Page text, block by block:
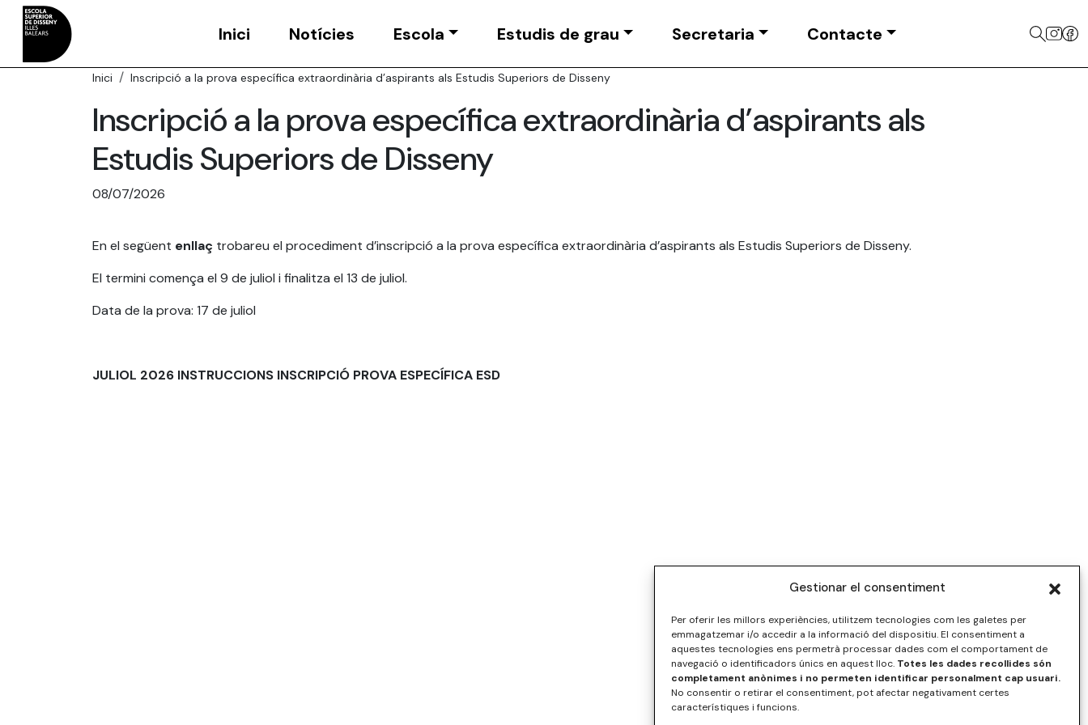
Gestionar el consentiment
Per oferir les millors experiències, utilitzem tecnologies com les galetes per
emmagatzemar i/o accedir a la informació del dispositiu. El consentiment a
aquestes tecnologies ens permetrà processar dades com el comportament de
navegació o identificadors únics en aquest lloc. Totes les dades recollides són
completament anònimes i no permeten identificar personalment cap usuari.
No consentir o retirar el consentiment, pot afectar negativament certes
característiques i funcions.
Inici Notícies Escola Estudis de grau Secretaria Contacte
Inici Inscripció a la prova específica extraordinària d’aspirants als Estudis Superiors de Disseny
Inscripció a la prova específica extraordinària d’aspirants als
Estudis Superiors de Disseny
08/07/2026
En el següent enllaç trobareu el procediment d’inscripció a la prova específica extraordinària d’aspirants als Estudis Superiors de Disseny.
El termini comença el 9 de juliol i finalitza el 13 de juliol.
Data de la prova: 17 de juliol
JULIOL 2026 INSTRUCCIONS INSCRIPCIÓ PROVA ESPECÍFICA ESD